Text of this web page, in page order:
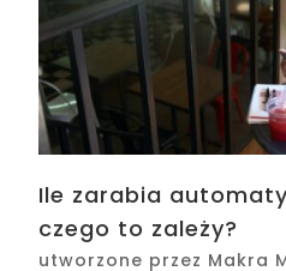
Ile zarabia
czego to zależy?
utworzone przez Makra